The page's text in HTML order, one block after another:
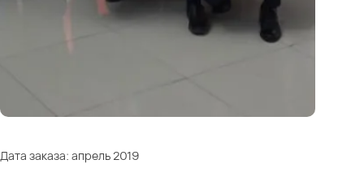
Дата заказа: апрель 2019